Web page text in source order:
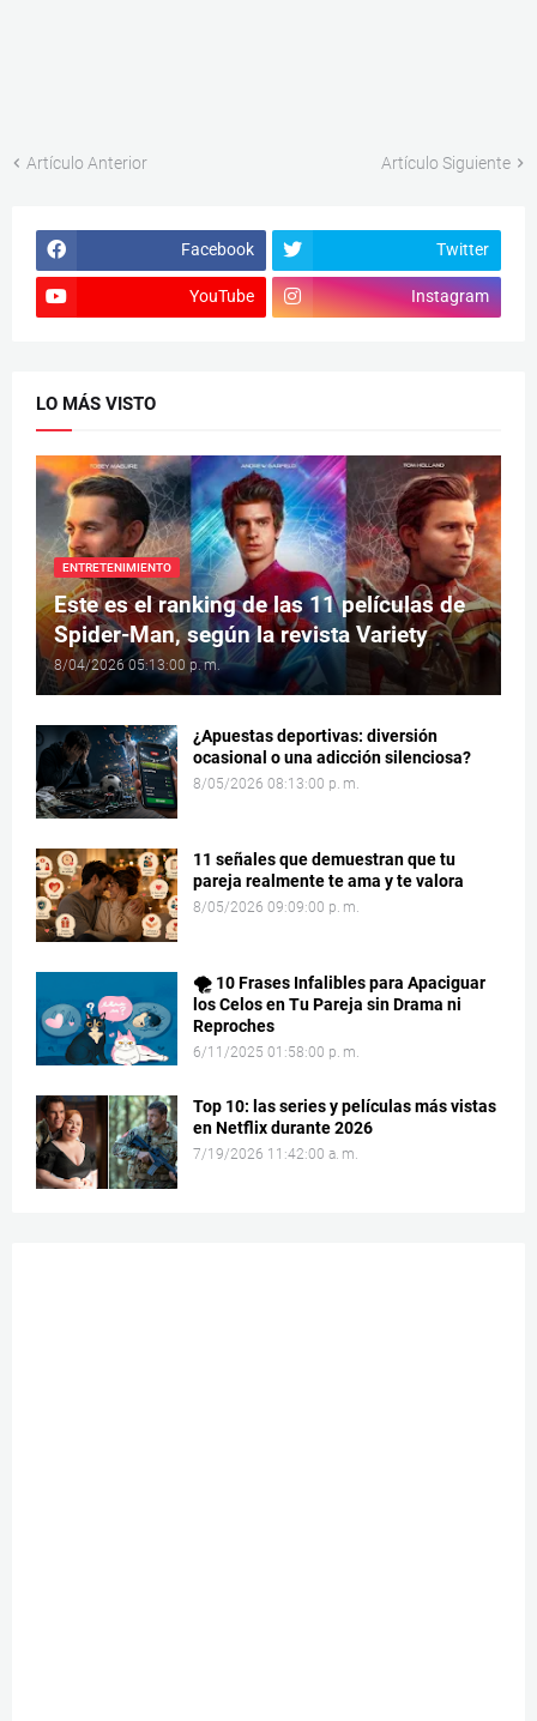
Artículo Anterior Artículo Siguiente
Facebook Twitter
YouTube Instagram
LO MÁS VISTO
ENTRETENIMIENTO
Este es el ranking de las 11 películas de
Spider-Man, según la revista Variety
8/04/2026 05:13:00 p. m.
¿Apuestas deportivas: diversión
ocasional o una adicción silenciosa?
8/05/2026 08:13:00 p. m.
11 señales que demuestran que tu
pareja realmente te ama y te valora
8/05/2026 09:09:00 p. m.
🌪️ 10 Frases Infalibles para Apaciguar
los Celos en Tu Pareja sin Drama ni
Reproches
6/11/2025 01:58:00 p. m.
Top 10: las series y películas más vistas
en Netflix durante 2026
7/19/2026 11:42:00 a. m.